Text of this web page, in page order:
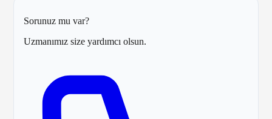
Sorunuz mu var?
Uzmanımız size yardımcı olsun.